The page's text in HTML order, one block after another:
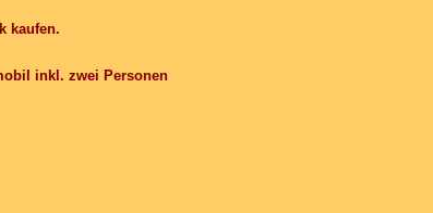
kaufen.
inkl. zwei Personen